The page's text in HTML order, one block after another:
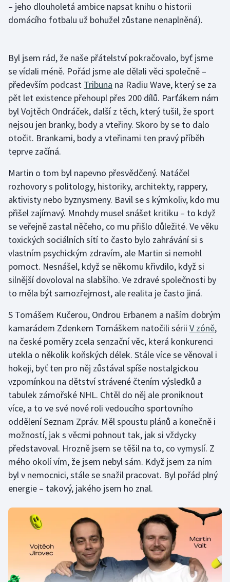
– jeho dlouholetá ambice napsat knihu o historii
domácího fotbalu už bohužel zůstane nenaplněná).
Byl jsem rád, že naše přátelství pokračovalo, byť jsme
se vídali méně. Pořád jsme ale dělali věci společně –
především podcast Tribuna na Radiu Wave, který se za
pět let existence přehoupl přes 200 dílů. Parťákem nám
byl Vojtěch Ondráček, další z těch, který tušil, že sport
nejsou jen branky, body a vteřiny. Skoro by se to dalo
otočit. Brankami, body a vteřinami ten pravý příběh
teprve začíná.
Martin o tom byl napevno přesvědčený. Natáčel
rozhovory s politology, historiky, architekty, rappery,
aktivisty nebo byznysmeny. Bavil se s kýmkoliv, kdo mu
přišel zajímavý. Mnohdy musel snášet kritiku – to když
se veřejně zastal něčeho, co mu přišlo důležité. Ve věku
toxických sociálních sítí to často bylo zahrávání si s
vlastním psychickým zdravím, ale Martin si nemohl
pomoct. Nesnášel, když se někomu křivdilo, když si
silnější dovoloval na slabšího. Ve zdravé společnosti by
to měla být samozřejmost, ale realita je často jiná.
S Tomášem Kučerou, Ondrou Erbanem a naším dobrým
kamarádem Zdenkem Tomáškem natočili sérii V zóně,
na české poměry zcela senzační věc, která konkurenci
utekla o několik koňských délek. Stále více se věnoval i
hokeji, byť ten pro něj zůstával spíše nostalgickou
vzpomínkou na dětství strávené čtením výsledků a
tabulek zámořské NHL. Chtěl do něj ale proniknout
více, a to ve své nové roli vedoucího sportovního
oddělení Seznam Zpráv. Měl spoustu plánů a konečně i
možností, jak s věcmi pohnout tak, jak si vždycky
představoval. Hrozně jsem se těšil na to, co vymyslí. Z
mého okolí vím, že jsem nebyl sám. Když jsem za ním
byl v nemocnici, stále se snažil pracovat. Byl pořád plný
energie – takový, jakého jsem ho znal.